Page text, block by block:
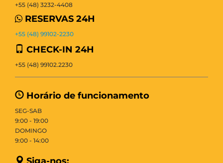
+55 (48) 3232-4408
RESERVAS 24H
+55 (48) 99102-2230
CHECK-IN 24H
+55 (48) 99102.2230
Horário de funcionamento
SEG-SAB
9:00 - 19:00
DOMINGO
9:00 - 14:00